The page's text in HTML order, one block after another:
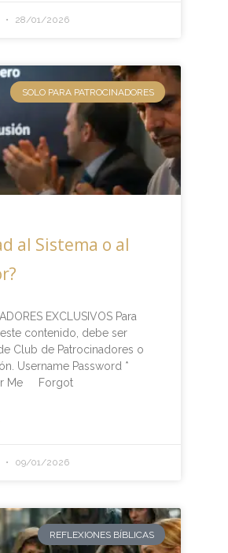
28/01/2026
SOLO PARA PATROCINADORES
al Sistema o al
EXCLUSIVOS Para
contenido, debe ser
Club de Patrocinadores o
Username Password *
Me Forgot
09/01/2026
REFLEXIONES BÍBLICAS